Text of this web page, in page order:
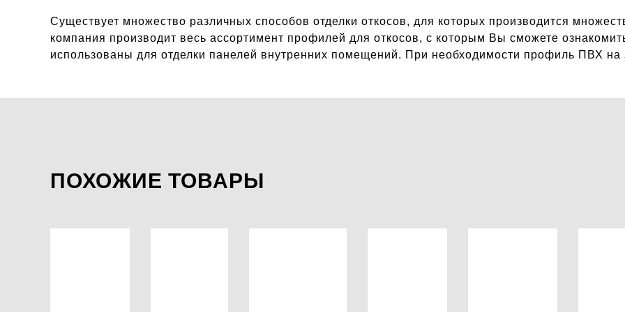
Существует множество различных способов отделки откосов, для которых производится
компания производит весь ассортимент профилей для откосов, с которым Вы сможете
использованы для отделки панелей внутренних помещений. При необходимости профиль ПВХ на
ПОХОЖИЕ ТОВАРЫ